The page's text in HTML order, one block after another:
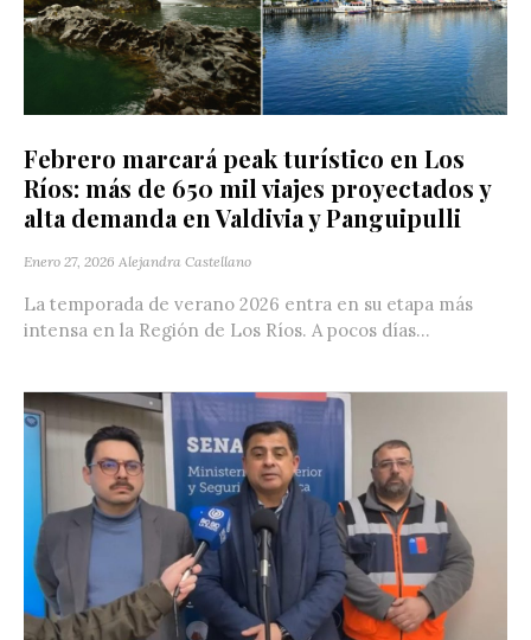
Febrero marcará peak turístico en Los
Ríos: más de 650 mil viajes proyectados y
alta demanda en Valdivia y Panguipulli
Enero 27, 2026 Alejandra Castellano
La temporada de verano 2026 entra en su etapa más
intensa en la Región de Los Ríos. A pocos días...